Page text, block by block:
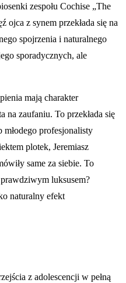
zespołu Cochise „The
z synem przekłada się na
spojrzenia i naturalnego
sporadycznych, ale
mają charakter
na zaufaniu. To przekłada się
młodego profesjonalisty
plotek, Jeremiasz
same za siebie. To
luksusem?
naturalny efekt
z adolescencji w pełną